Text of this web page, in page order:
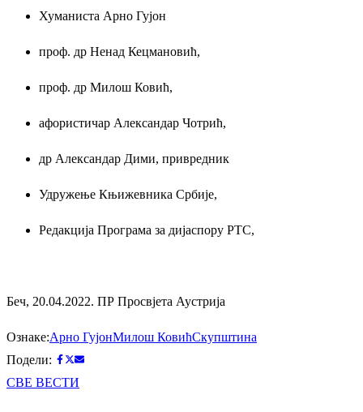
Хуманиста Арно Гујон
проф. др Ненад Кецмановић,
проф. др Милош Ковић,
афористичар Александар Чотрић,
др Александар Дими, привредник
Удружење Књижевника Србије,
Редакција Прогрaма за дијаспору РТС,
Беч, 20.04.2022. ПР Просвјета Аустрија
Ознаке:Арно ГујонМилош КовићСкупштина
Подели:
СВЕ ВЕСТИ